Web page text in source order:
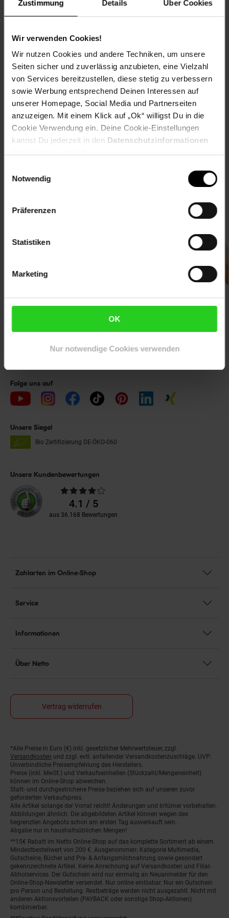
Zustimmung Details Über Cookies
Wir verwenden Cookies!
Wir nutzen Cookies und andere Techniken, um unsere
Seiten sicher und zuverlässig anzubieten, eine Vielzahl
von Services bereitzustellen, diese stetig zu verbessern
sowie Werbung entsprechend Deinen Interessen auf
unserer Homepage, Social Media und Partnerseiten
anzuzeigen. Mit einem Klick auf „Ok“ willigst Du in die
Cookie Verwendung ein. Deine Cookie-Einstellungen
kannst Du jederzeit in den Datenschutzinformationen
Notwendig
Präferenzen
Statistiken
Marketing
OK
Nur notwendige Cookies verwenden
Rezeptwelt
Newsletter Anmeldung
Abonniere unseren
dir einen 15 €**-Gutschein!
15€**
Gutschein
Jetzt zum Newsletter anmelden
Folge uns auf
Unsere Siegel
Bio Zertifizierung DE-ÖKO-060
Unsere Kundenbewertungen
Durchschnittliche
Bewertungen4.1 / 5
aus 36.168 Bewertungen
Zahlarten im Online-Shop
Service
Informationen
Über Netto
Vertrag widerrufen
Fußnoten
*Alle Preise in Euro (€) inkl. gesetzlicher Mehrwertsteuer, zzgl.
Versandkosten und zzgl. evtl. anfallender Versandkostenzuschläge. UVP:
Unverbindliche Preisempfehlung des Herstellers.
Preise (inkl. MwSt.) und Verkaufseinheiten (Stückzahl/Mengeneinheit)
können im Online-Shop abweichen.
Statt- und durchgestrichene Preise beziehen sich auf unseren zuvor
geforderten Verkaufspreis.
Alle Artikel solange der Vorrat reicht! Änderungen und Irrtümer vorbehalten.
Abbildungen ähnlich. Die abgebildeten Artikel können wegen des
begrenzten Angebots schon am ersten Tag ausverkauft sein.
Abgabe nur in haushaltsüblichen Mengen!
**15€ Rabatt im Netto Online-Shop auf das komplette Sortiment ab einem
Mindestbestellwert von 200 €. Ausgenommen: Kategorie Multimedia,
Gutscheine, Bücher und Pre- & Anfangsmilchnahrung sowie gesondert
gekennzeichnete Artikel. Keine Anrechnung auf Versandkosten und Filial-
Abholservices. Der Gutschein wird nur einmalig an Neuanmelder für den
Online-Shop-Newsletter versendet. Nur online einlösbar. Nur ein Gutschein
pro Person und Bestellung. Restbeträge werden nicht ausgezahlt. Nicht mit
anderen Aktionsvorteilen (PAYBACK oder sonstige Shop-Aktionen)
kombinierbar.